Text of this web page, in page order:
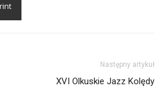
Następny artykuł
XVI Olkuskie Jazz Kolędy